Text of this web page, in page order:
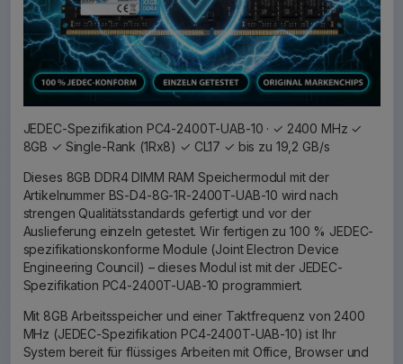
JEDEC-Spezifikation PC4-2400T-UAB-10 · ✓ 2400 MHz ✓
8GB ✓ Single-Rank (1Rx8) ✓ CL17 ✓ bis zu 19,2 GB/s
Dieses 8GB DDR4 DIMM RAM Speichermodul mit der
Artikelnummer BS-D4-8G-1R-2400T-UAB-10 wird nach
strengen Qualitätsstandards gefertigt und vor der
Auslieferung einzeln getestet. Wir fertigen zu 100 % JEDEC-
spezifikationskonforme Module (Joint Electron Device
Engineering Council) – dieses Modul ist mit der JEDEC-
Spezifikation PC4-2400T-UAB-10 programmiert.
Mit 8GB Arbeitsspeicher und einer Taktfrequenz von 2400
MHz (JEDEC-Spezifikation PC4-2400T-UAB-10) ist Ihr
System bereit für flüssiges Arbeiten mit Office, Browser und